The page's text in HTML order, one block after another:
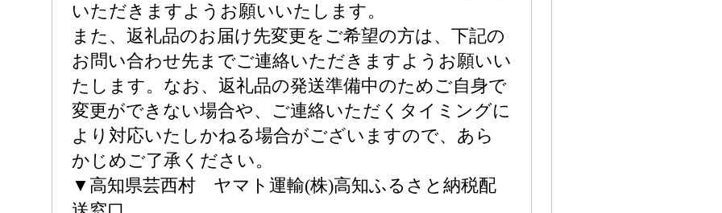
いただきますようお願いいたします。
また、返礼品のお届け先変更をご希望の方は、下記の
お問い合わせ先までご連絡いただきますようお願いい
たします。なお、返礼品の発送準備中のためご自身で
変更ができない場合や、ご連絡いただくタイミングに
より対応いたしかねる場合がございますので、あら
かじめご了承ください。
▼高知県芸西村 ヤマト運輸(株)高知ふるさと納税配